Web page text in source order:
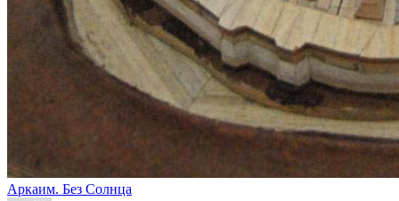
Аркаим. Без Солнца